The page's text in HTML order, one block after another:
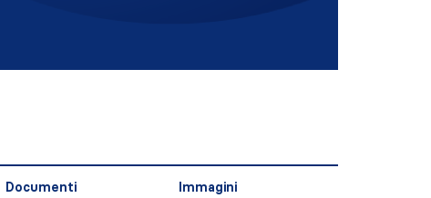
Documenti Immagini